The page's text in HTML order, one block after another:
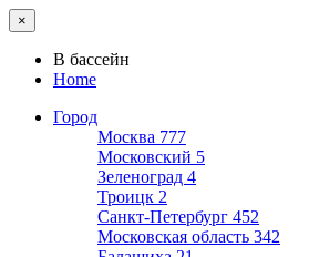
×
В бассейн
Home
Город
Москва 777
Московский 5
Зеленоград 4
Троицк 2
Санкт-Петербург 452
Московская область 342